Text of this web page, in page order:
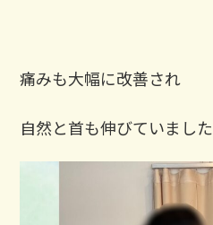
痛みも大幅に改善され
自然と首も伸びていました